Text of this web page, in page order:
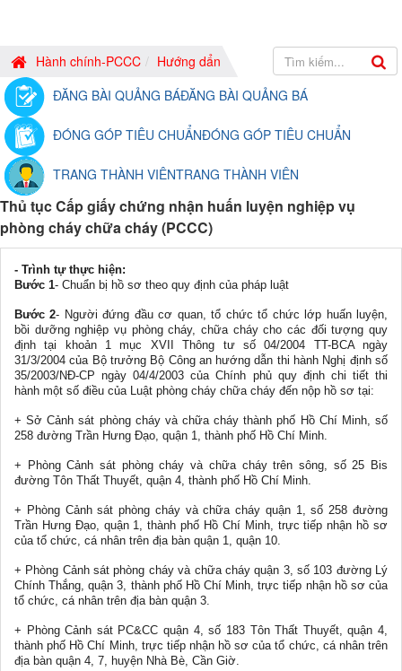
Hành chính-PCCC
Hướng dẩn
ĐĂNG BÀI QUẢNG BÁĐĂNG BÀI QUẢNG BÁ
ĐÓNG GÓP TIÊU CHUẨNĐÓNG GÓP TIÊU CHUẨN
TRANG THÀNH VIÊNTRANG THÀNH VIÊN
Thủ tục Cấp giấy chứng nhận huấn luyện nghiệp vụ
phòng cháy chữa cháy (PCCC)
- Trình tự thực hiện:
Bước 1- Chuẩn bị hồ sơ theo quy định của pháp luật
Bước 2- Người đứng đầu cơ quan, tổ chức tổ chức lớp huấn luyện,
bồi dưỡng nghiệp vụ phòng cháy, chữa cháy cho các đối tượng quy
định tại khoản 1 mục XVII Thông tư số 04/2004 TT-BCA ngày
31/3/2004 của Bộ trưởng Bộ Công an hướng dẫn thi hành Nghị định số
35/2003/NĐ-CP ngày 04/4/2003 của Chính phủ quy định chi tiết thi
hành một số điều của Luật phòng cháy chữa cháy đến nộp hồ sơ tại:
+ Sở Cảnh sát phòng cháy và chữa cháy thành phố Hồ Chí Minh, số
258 đường Trần Hưng Đạo, quận 1, thành phố Hồ Chí Minh.
+ Phòng Cảnh sát phòng cháy và chữa cháy trên sông, số 25 Bis
đường Tôn Thất Thuyết, quận 4, thành phố Hồ Chí Minh.
+ Phòng Cảnh sát phòng cháy và chữa cháy quận 1, số 258 đường
Trần Hưng Đạo, quận 1, thành phố Hồ Chí Minh, trực tiếp nhận hồ sơ
của tổ chức, cá nhân trên địa bàn quận 1, quận 10.
+ Phòng Cảnh sát phòng cháy và chữa cháy quận 3, số 103 đường Lý
Chính Thắng, quận 3, thành phố Hồ Chí Minh, trực tiếp nhận hồ sơ của
tổ chức, cá nhân trên địa bàn quận 3.
+ Phòng Cảnh sát PC&CC quận 4, số 183 Tôn Thất Thuyết, quận 4,
thành phố Hồ Chí Minh, trực tiếp nhận hồ sơ của tổ chức, cá nhân trên
địa bàn quận 4, 7, huyện Nhà Bè, Cần Giờ.